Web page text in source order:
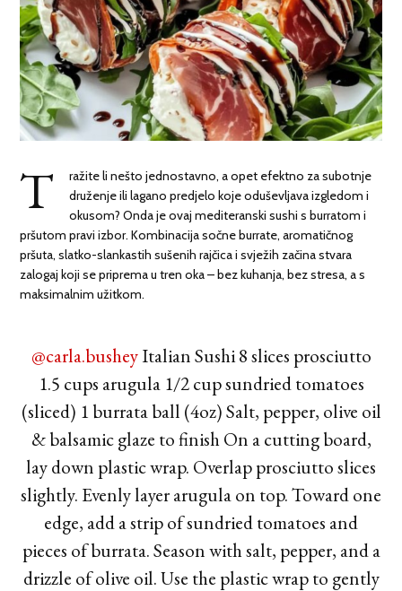
T
ražite li nešto jednostavno, a opet efektno za subotnje
druženje ili lagano predjelo koje oduševljava izgledom i
okusom? Onda je ovaj mediteranski sushi s burratom i
pršutom pravi izbor. Kombinacija sočne burrate, aromatičnog
pršuta, slatko-slankastih sušenih rajčica i svježih začina stvara
zalogaj koji se priprema u tren oka – bez kuhanja, bez stresa, a s
maksimalnim užitkom.
@carla.busheyItalian Sushi 8 slices prosciutto
1.5 cups arugula 1/2 cup sundried tomatoes
(sliced) 1 burrata ball (4oz) Salt, pepper, olive oil
& balsamic glaze to finish On a cutting board,
lay down plastic wrap. Overlap prosciutto slices
slightly. Evenly layer arugula on top. Toward one
edge, add a strip of sundried tomatoes and
pieces of burrata. Season with salt, pepper, and a
drizzle of olive oil. Use the plastic wrap to gently